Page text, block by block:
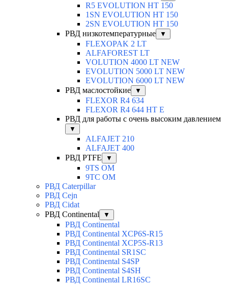
R5 EVOLUTION HT 150
1SN EVOLUTION HT 150
2SN EVOLUTION HT 150
РВД низкотемпературные
▼
FLEXOPAK 2 LT
ALFAFOREST LT
VOLUTION 4000 LT NEW
EVOLUTION 5000 LT NEW
EVOLUTION 6000 LT NEW
РВД маслостойкие
▼
FLEXOR R4 634
FLEXOR R4 644 HT E
РВД для работы с очень высоким давлением
▼
ALFAJET 210
ALFAJET 400
РВД PTFE
▼
9TS OM
9TC OM
РВД Caterpillar
РВД Cejn
РВД Cidat
РВД Continental
▼
РВД Continental
РВД Continental XCP6S-R15
РВД Continental XCP5S-R13
РВД Continental SR1SC
РВД Continental S4SP
РВД Continental S4SH
РВД Continental LR16SC